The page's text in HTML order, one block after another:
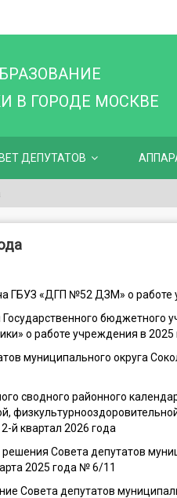
В ГОРОДЕ МОСКВЕ
ДЕПУТАТОВ
ГБУЗ «ДГП №52 ДЗМ» о работе
бюджетного
о работе учреждения в 2025
муниципального округа
сводного районного
й квартал 2026 года
Совета депутатов
2025 года № 6/11
Совета депутатов